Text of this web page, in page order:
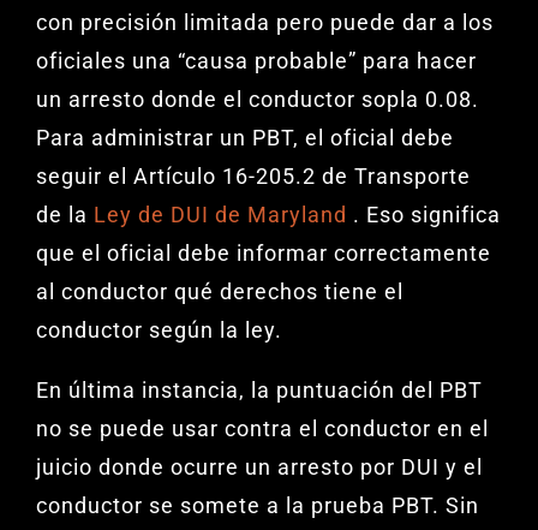
con precisión limitada pero puede dar a los
oficiales una “causa probable” para hacer
un arresto donde el conductor sopla 0.08.
Para administrar un PBT, el oficial debe
seguir el Artículo 16-205.2 de Transporte
de la Ley de DUI de Maryland . Eso significa
que el oficial debe informar correctamente
al conductor qué derechos tiene el
conductor según la ley.
En última instancia, la puntuación del PBT
no se puede usar contra el conductor en el
juicio donde ocurre un arresto por DUI y el
conductor se somete a la prueba PBT. Sin